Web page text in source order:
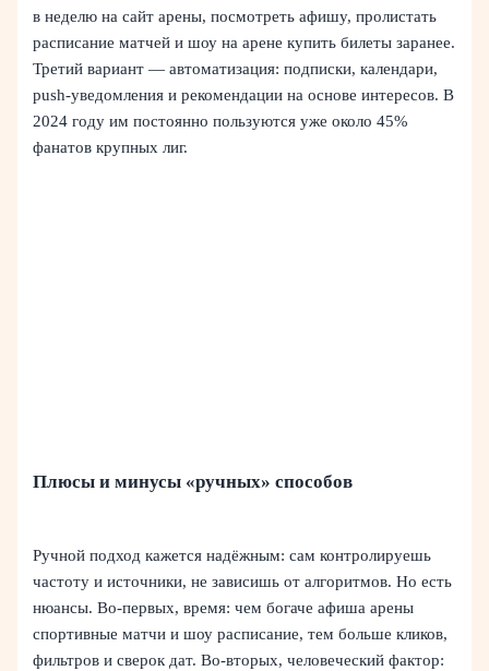
в неделю на сайт арены, посмотреть афишу, пролистать
расписание матчей и шоу на арене купить билеты заранее.
Третий вариант — автоматизация: подписки, календари,
push‑уведомления и рекомендации на основе интересов. В
2024 году им постоянно пользуются уже около 45%
фанатов крупных лиг.
Плюсы и минусы «ручных» способов
Ручной подход кажется надёжным: сам контролируешь
частоту и источники, не зависишь от алгоритмов. Но есть
нюансы. Во‑первых, время: чем богаче афиша арены
спортивные матчи и шоу расписание, тем больше кликов,
фильтров и сверок дат. Во‑вторых, человеческий фактор: